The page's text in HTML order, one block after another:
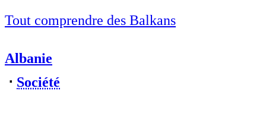
Tout comprendre des Balkans
Albanie
⋅ Société